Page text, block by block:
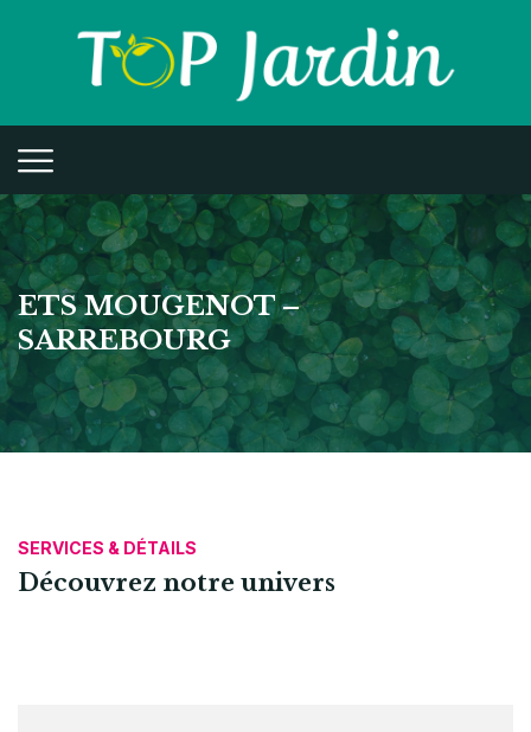
ETS MOUGENOT –
SARREBOURG
SERVICES & DÉTAILS
Découvrez notre univers